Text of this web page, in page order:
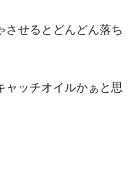
させるとどんどん落ち
ャッチオイルかぁと思